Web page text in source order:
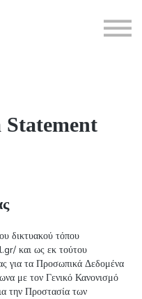
Statement
δικτυακού τόπου
και ως εκ τούτου
για τα Προσωπικά Δεδομένα
με τον Γενικό Κανονισμό
την Προστασία των